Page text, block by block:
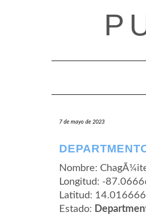
7 de mayo de 2023
Nombre:
Longitud: -
Latitud:
Estado: